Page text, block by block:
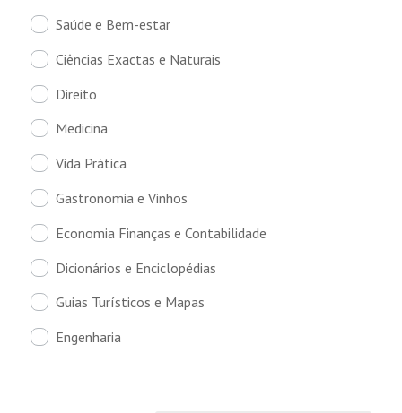
Saúde e Bem-estar
Ciências Exactas e Naturais
Direito
Medicina
Vida Prática
Gastronomia e Vinhos
Economia Finanças e Contabilidade
Dicionários e Enciclopédias
Guias Turísticos e Mapas
Engenharia